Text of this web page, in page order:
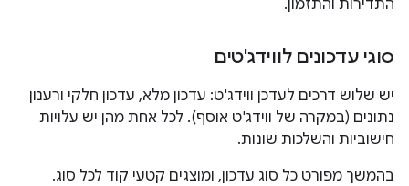
התדירות והתזמון.
סוגי עדכונים לווידג'טים
יש שלוש דרכים לעדכן ווידג'ט: עדכון מלא, עדכון חלקי ורענון
נתונים (במקרה של ווידג'ט אוסף). לכל אחת מהן יש עלויות
חישוביות והשלכות שונות.
בהמשך מפורט כל סוג עדכון, ומוצגים קטעי קוד לכל סוג.